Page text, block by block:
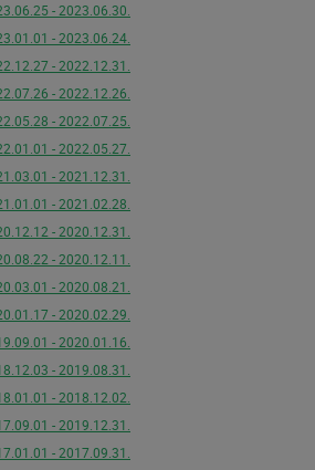
- 2023.06.30.
- 2023.06.24.
- 2022.12.31.
- 2022.12.26.
- 2022.07.25.
- 2022.05.27.
- 2021.12.31.
- 2021.02.28.
- 2020.12.31.
- 2020.12.11.
- 2020.08.21.
- 2020.02.29.
- 2020.01.16.
- 2019.08.31.
- 2018.12.02.
- 2019.12.31.
- 2017.09.31.